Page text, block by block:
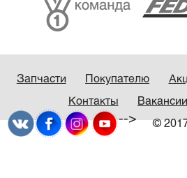
Запчасти Покупателю
Контакты Вакансии
©
-->